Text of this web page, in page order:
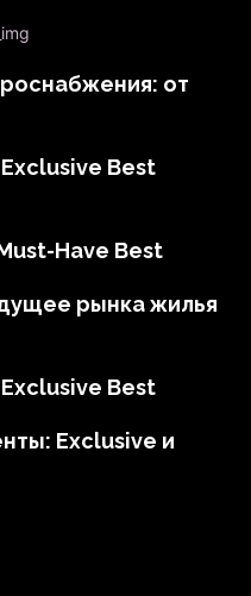
от
Best
Have Best
рынка жилья
Best
Exclusive и